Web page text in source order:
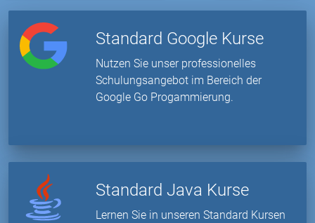
Standard Google Kurse
Nutzen Sie unser professionelles
Schulungsangebot im Bereich der
Google Go Progammierung.
Standard Java Kurse
Lernen Sie in unseren Standard Kursen